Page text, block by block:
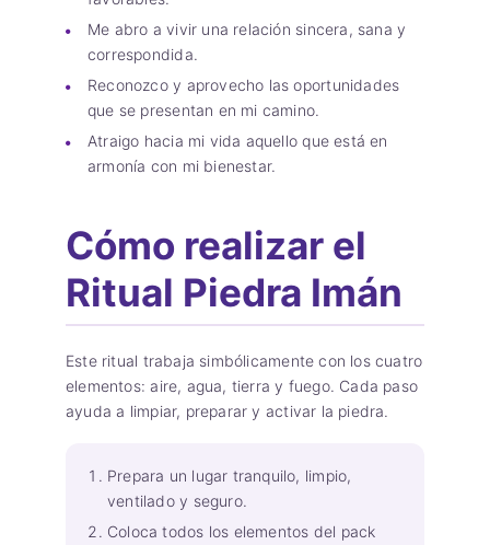
Me abro a vivir una relación sincera, sana y
correspondida.
Reconozco y aprovecho las oportunidades
que se presentan en mi camino.
Atraigo hacia mi vida aquello que está en
armonía con mi bienestar.
Cómo realizar el
Ritual Piedra Imán
Este ritual trabaja simbólicamente con los cuatro
elementos: aire, agua, tierra y fuego. Cada paso
ayuda a limpiar, preparar y activar la piedra.
Prepara un lugar tranquilo, limpio,
ventilado y seguro.
Coloca todos los elementos del pack